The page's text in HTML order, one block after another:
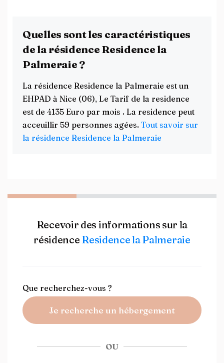
Quelles sont les caractéristiques
de la résidence Residence la
Palmeraie ?
La résidence Residence la Palmeraie est un
EHPAD à Nice (06), Le Tarif de la residence
est de 4135 Euro par mois . La residence peut
acceuillir 59 personnes agées. Tout savoir sur
la résidence Residence la Palmeraie
Recevoir des informations sur la
résidence Residence la Palmeraie
Que recherchez-vous ?
Je recherche un hébergement
OU